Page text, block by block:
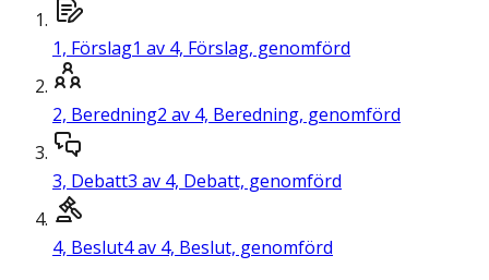
1, Förslag1 av 4, Förslag, genomförd
2, Beredning2 av 4, Beredning, genomförd
3, Debatt3 av 4, Debatt, genomförd
4, Beslut4 av 4, Beslut, genomförd